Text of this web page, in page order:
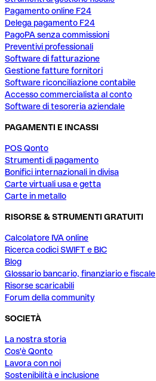
Pagamento online F24
Delega pagamento F24
PagoPA senza commissioni
Preventivi professionali
Software di fatturazione
Gestione fatture fornitori
Software riconciliazione contabile
Accesso commercialista al conto
Software di tesoreria aziendale
PAGAMENTI E INCASSI
POS Qonto
Strumenti di pagamento
Bonifici internazionali in divisa
Carte virtuali usa e getta
Carte in metallo
RISORSE & STRUMENTI GRATUITI
Calcolatore IVA online
Ricerca codici SWIFT e BIC
Blog
Glossario bancario, finanziario e fiscale
Risorse scaricabili
Forum della community
SOCIETÀ
La nostra storia
Cos'è Qonto
Lavora con noi
Sostenibilità e inclusione